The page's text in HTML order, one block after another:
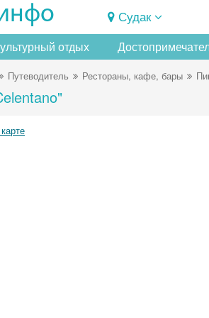
Судак
отдых
Путеводитель Рестораны, кафе, бары